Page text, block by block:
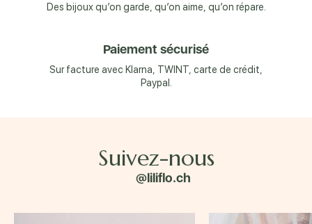
Des bijoux qu’on garde, qu’on aime, qu’on répare.
Paiement sécurisé
Sur facture avec Klarna, TWINT, carte de crédit,
Paypal.
Suivez-nous
@liliflo.ch